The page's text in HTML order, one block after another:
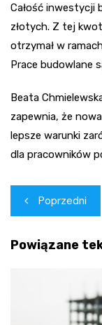
Całość inwestycji
złotych. Z tej
otrzymał w
Prace budowlane
Beata
zapewnia, że
lepsze warunki
dla pracowników
wpisu
Poprzedni
Powiązane